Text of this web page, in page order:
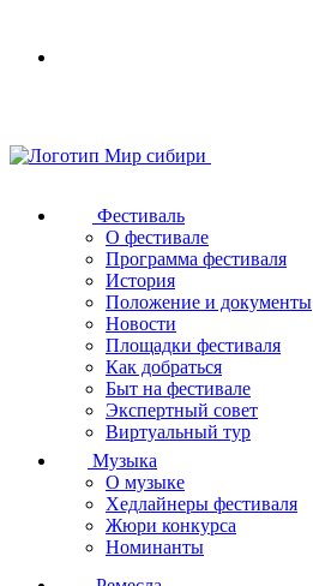
browser
Фестиваль
О фестивале
Программа фестиваля
История
Положение и документы
Новости
Площадки фестиваля
Как добраться
Быт на фестивале
Экспертный совет
Виртуальный тур
Музыка
О музыке
Хедлайнеры фестиваля
Жюри конкурса
Номинанты